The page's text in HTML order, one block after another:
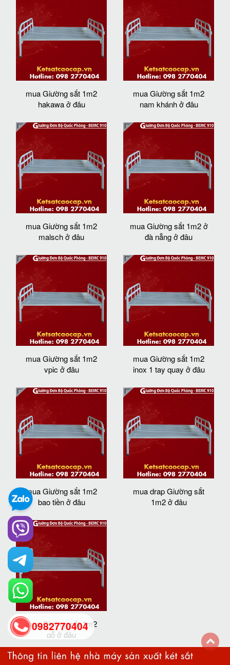
mua Giường sắt 1m2
hakawa ở đâu
mua Giường sắt 1m2
nam khánh ở đâu
mua Giường sắt 1m2
malsch ở đâu
mua Giường sắt 1m2 ở
đà nẵng ở đâu
mua Giường sắt 1m2
vpic ở đâu
mua Giường sắt 1m2
inox 1 tay quay ở đâu
mua Giường sắt 1m2
bao tiền ở đâu
mua drap Giường sắt
1m2 ở đâu
mua Giường sắt 1m2
gỗ ở đâu
0982770404